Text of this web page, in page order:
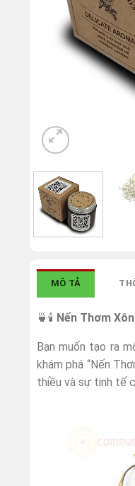
MÔ TẢ
🍵🕯️ Nến Thơm
Bạn muốn tạo ra
khám phá “Nến
thiều và sự tinh tế